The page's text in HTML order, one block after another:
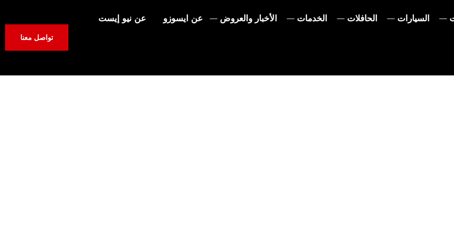
تواصل معنا
عن نيو إيست عن ايسوزو الأخبار والعروض الخدمات الحافلات السيارات